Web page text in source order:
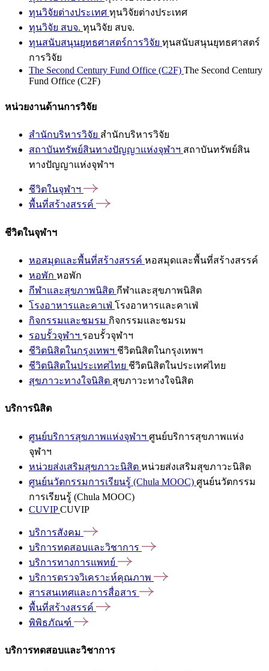
ทุนวิจัยต่างประเทศ ทุนวิจัยต่างประเทศ
ทุนวิจัย สบจ. ทุนวิจัย สบจ.
ทุนสนับสนุนยุทธศาสตร์การวิจัย ทุนสนับสนุนยุทธศาสตร์
การวิจัย
The Second Century Fund Office (C2F) The Second Century
Fund Office (C2F)
หน่วยงานด้านการวิจัย
สำนักบริหารวิจัย สำนักบริหารวิจัย
สถาบันทรัพย์สินทางปัญญาแห่งจุฬาฯ สถาบันทรัพย์สิน
ทางปัญญาแห่งจุฬาฯ
ชีวิตในจุฬาฯ
พื้นที่สร้างสรรค์
ชีวิตในจุฬาฯ
หอสมุดและพื้นที่สร้างสรรค์ หอสมุดและพื้นที่สร้างสรรค์
หอพัก หอพัก
กีฬาและสุขภาพนิสิต กีฬาและสุขภาพนิสิต
โรงอาหารและคาเฟ่ โรงอาหารและคาเฟ่
กิจกรรมและชมรม กิจกรรมและชมรม
รอบรั้วจุฬาฯ รอบรั้วจุฬาฯ
ชีวิตนิสิตในกรุงเทพฯ ชีวิตนิสิตในกรุงเทพฯ
ชีวิตนิสิตในประเทศไทย ชีวิตนิสิตในประเทศไทย
สุขภาวะทางใจนิสิต สุขภาวะทางใจนิสิต
บริการนิสิต
ศูนย์บริการสุขภาพแห่งจุฬาฯ ศูนย์บริการสุขภาพแห่ง
จุฬาฯ
หน่วยส่งเสริมสุขภาวะนิสิต หน่วยส่งเสริมสุขภาวะนิสิต
ศูนย์นวัตกรรมการเรียนรู้ (Chula MOOC) ศูนย์นวัตกรรม
การเรียนรู้ (Chula MOOC)
CUVIPCUVIP
บริการสังคม
บริการทดสอบและวิชาการ
บริการทางการแพทย์
บริการตรวจวิเคราะห์คุณภาพ
สารสนเทศและการสื่อสาร
พื้นที่สร้างสรรค์
พิพิธภัณฑ์
บริการทดสอบและวิชาการ